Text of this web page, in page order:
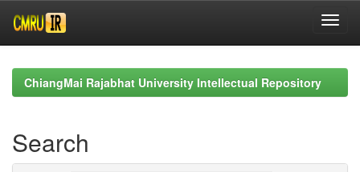
navigationChiangMai Rajabhat University Intellectual Repository
Search